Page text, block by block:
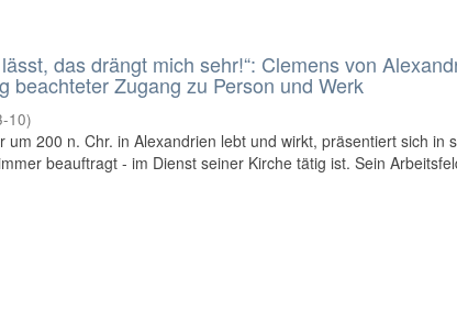
das drängt mich sehr!“: Clemens von
beachteter Zugang zu Person und Werk
10)
um 200 n. Chr. in Alexandrien lebt und wirkt, präsentiert sich in
beauftragt - im Dienst seiner Kirche tätig ist. Sein